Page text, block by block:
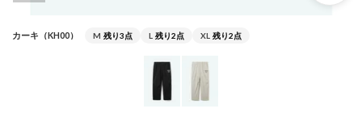
カーキ（KH00） M 残り3点 L 残り2点 XL 残り2点